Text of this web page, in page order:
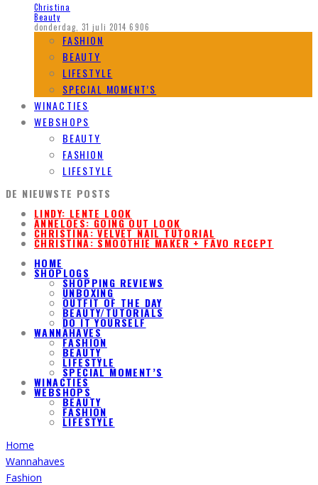
Christina
Beauty
donderdag, 31 juli 2014 6906
FASHION
BEAUTY
LIFESTYLE
SPECIAL MOMENT’S
WINACTIES
WEBSHOPS
BEAUTY
FASHION
LIFESTYLE
DE NIEUWSTE POSTS
LINDY: LENTE LOOK
ANNELOES: GOING OUT LOOK
CHRISTINA: VELVET NAIL TUTORIAL
CHRISTINA: SMOOTHIE MAKER + FAVO RECEPT
HOME
SHOPLOGS
SHOPPING REVIEWS
UNBOXING
OUTFIT OF THE DAY
BEAUTY/TUTORIALS
DO IT YOURSELF
WANNAHAVES
FASHION
BEAUTY
LIFESTYLE
SPECIAL MOMENT’S
WINACTIES
WEBSHOPS
BEAUTY
FASHION
LIFESTYLE
Home
Wannahaves
Fashion